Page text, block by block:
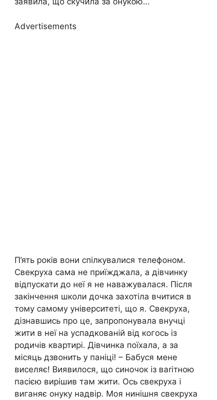
Advertisements
П’ять років вони спілкувалися телефоном.
Свекруха сама не приїжджала, а дівчинку
відпускати до неї я не наважувалася. Після
закінчення школи дочка захотіла вчитися в
тому самому університеті, що я. Свекруха,
дізнавшись про це, запропонувала внучці
жити в неї на успадкованій від когось із
родичів квартирі. Дівчинка поїхала, а за
місяць дзвонить у паніці! – Бабуся мене
виселяє! Виявилося, що синочок із ваrітною
пасією вирішив там жити. Ось свекруха і
виганяє онуку надвір. Моя нинішня свекруха